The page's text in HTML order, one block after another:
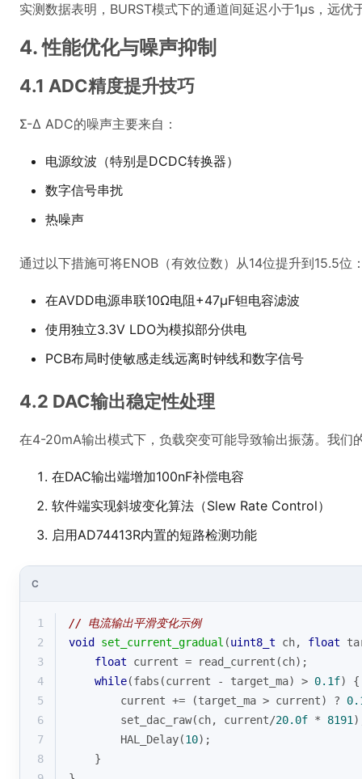
实测数据表明，BURST模式下的通道间延迟小于1μs，远
4. 性能优化与噪声抑制
4.1 ADC精度提升技巧
Σ-Δ ADC的噪声主要来自：
电源纹波（特别是DCDC转换器）
数字信号串扰
热噪声
通过以下措施可将ENOB（有效位数）从14位提升到15.5位
在AVDD电源串联10Ω电阻+47μF钽电容滤波
使用独立3.3V LDO为模拟部分供电
PCB布局时使敏感走线远离时钟线和数字信号
4.2 DAC输出稳定性处理
在4-20mA输出模式下，负载突变可能导致输出振荡。我们
在DAC输出端增加100nF补偿电容
软件端实现斜坡变化算法（Slew Rate Control）
启用AD74413R内置的短路检测功能
C
1
// 电流输出平滑变化示例
2
void set_current_gradual (uint8_t ch, float
3
float current = read_current(ch);
4
while(fabs (current - target_ma) > 0.1f) {
5
        current += (target_ma > current) ?
6
        set_dac_raw(ch, current/
20.0f * 8191
7
        HAL_Delay(
10);
8
    }